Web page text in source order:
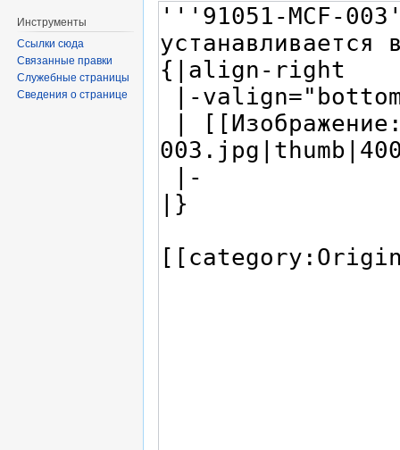
Инструменты
Ссылки сюда
Связанные правки
Служебные страницы
Сведения о странице